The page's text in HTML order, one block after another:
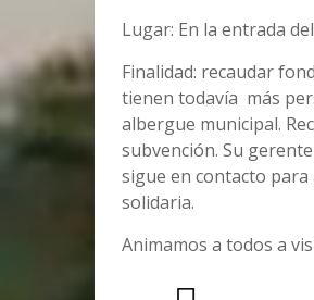
Lugar: En la entrada
Finalidad: recaudar
tienen todavía más
albergue municipal.
subvención. Su
sigue en contacto para
solidaria.
Animamos a todos a